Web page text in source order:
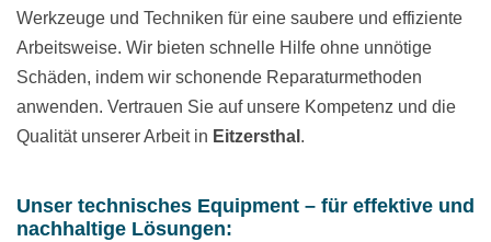
Werkzeuge und Techniken für eine saubere und effiziente
Arbeitsweise. Wir bieten schnelle Hilfe ohne unnötige
Schäden, indem wir schonende Reparaturmethoden
anwenden. Vertrauen Sie auf unsere Kompetenz und die
Qualität unserer Arbeit in Eitzersthal .
Unser technisches Equipment – für effektive und
nachhaltige Lösungen: